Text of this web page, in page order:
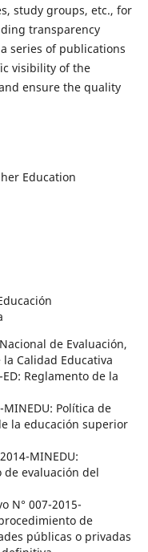
study groups, etc., for
transparency
series of publications
visibility of the
ensure the quality
Education
de Evaluación,
Calidad Educativa
Reglamento de la
Política de
la educación superior
MINEDU:
evaluación del
N° 007-2015-
de
públicas o privadas